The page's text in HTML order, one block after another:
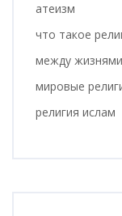
атеизм
что такое
между жизнями
мировые
религия ислам